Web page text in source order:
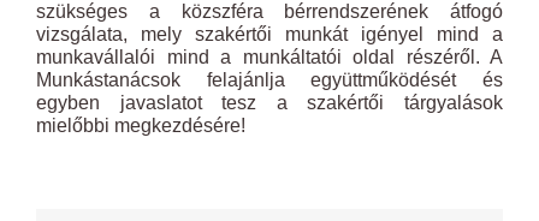
szükséges a közszféra bérrendszerének átfogó
vizsgálata, mely szakértői munkát igényel mind a
munkavállalói mind a munkáltatói oldal részéről. A
Munkástanácsok felajánlja együttműködését és
egyben javaslatot tesz a szakértői tárgyalások
mielőbbi megkezdésére!